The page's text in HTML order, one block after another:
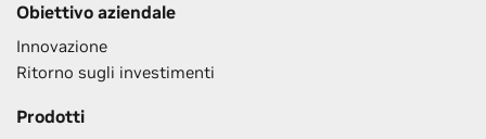
Obiettivo aziendale
Innovazione
Ritorno sugli investimenti
Prodotti